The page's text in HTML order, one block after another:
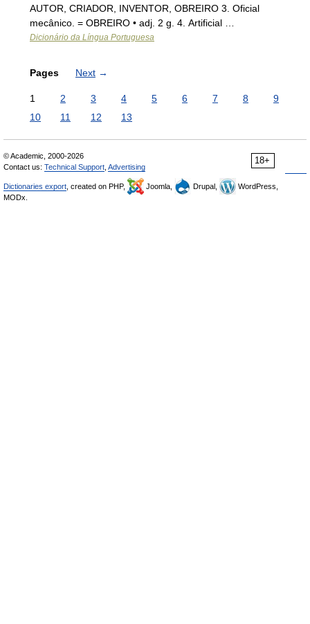
AUTOR, CRIADOR, INVENTOR, OBREIRO 3. Oficial
mecânico. = OBREIRO • adj. 2 g. 4. Artificial …
Dicionário da Língua Portuguesa
Pages Next →
1 2 3 4 5 6 7 8
9
10
11 12 13
18+
© Academic, 2000-2026
Contact us: Technical Support Advertising
Dictionaries export , created on PHP, Joomla, Drupal,
WordPress,
MODx.